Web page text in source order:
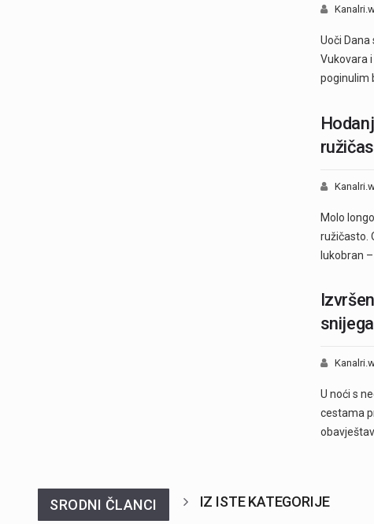
Uoči
Vukovara
poginulim
Molo
ružičasto.
lukobran
U noći s
cestama
SRODNI ČLANCI IZ ISTE KATEGORIJE